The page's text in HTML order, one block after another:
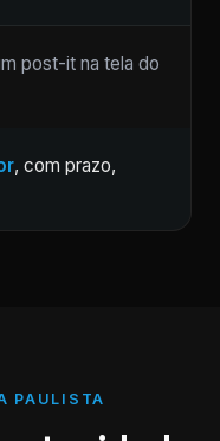
post-it na tela do
, com prazo,
PAULISTA